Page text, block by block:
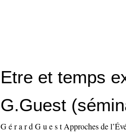
Etre et temps
G.Guest
G é r a r d G u e s t Approches de